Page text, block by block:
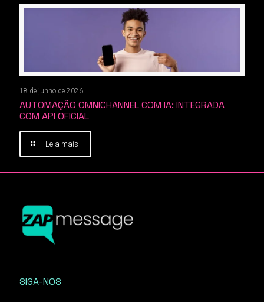
18 de junho de 2026
AUTOMAÇÃO OMNICHANNEL COM IA: INTEGRADA
COM API OFICIAL
Leia mais
SIGA-NOS